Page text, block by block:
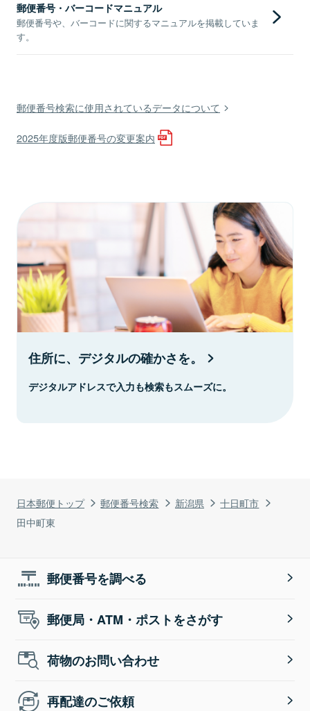
日本郵便トップ 郵便番号検索 新潟県
十日町市
田中町東
郵便番号・バーコードマニュアル
郵便番号や、バーコードに関するマニュアルを掲載していま
す。
郵便番号検索に使用されているデータについて
2025年度版郵便番号の変更案内
住所に、デジタルの確かさを。
デジタルアドレスで入力も検索もスムーズに。
郵便番号を調べる
郵便局・ATM・ポストをさがす
荷物のお問い合わせ
再配達のご依頼